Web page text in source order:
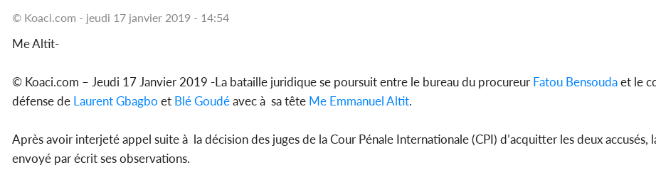
© Koaci.com - jeudi 17 janvier 2019 - 14:54
Me Altit-
© Koaci.com – Jeudi 17 Janvier 2019 -La bataille juridique se poursuit entre le bureau du procureur Fatou Bensoudaet le
défense de Laurent Gbagbo et Blé Goudéavec à sa tête Me Emmanuel Altit.
Après avoir interjeté appel suite à la décision des juges de la Cour Pénale Internationale (CPI) d’acquitter les deux accusés,
envoyé par écrit ses observations.